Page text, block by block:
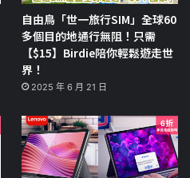
自由鳥「世一旅行SIM」全球60
多個目的地通行無阻！只需
【$15】Birdie陪你輕鬆遊走世
界！
2025 年 6 月 21 日